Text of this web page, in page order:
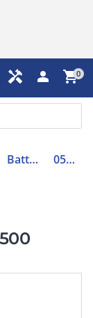
handyman person shopping_cart0
Batterikabel 0506545